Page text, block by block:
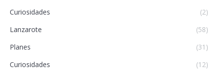
Curiosidades
(2)
Lanzarote
(58)
Planes
(31)
Curiosidades
(12)